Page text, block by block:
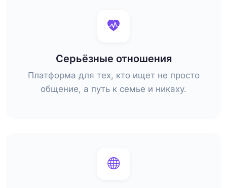
Серьёзные отношения
Платформа для тех, кто ищет не просто
общение, а путь к семье и никаху.